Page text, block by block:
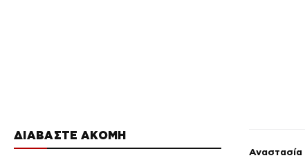
ΔΙΑΒΑΣΤΕ ΑΚΟΜΗ
Αναστασία